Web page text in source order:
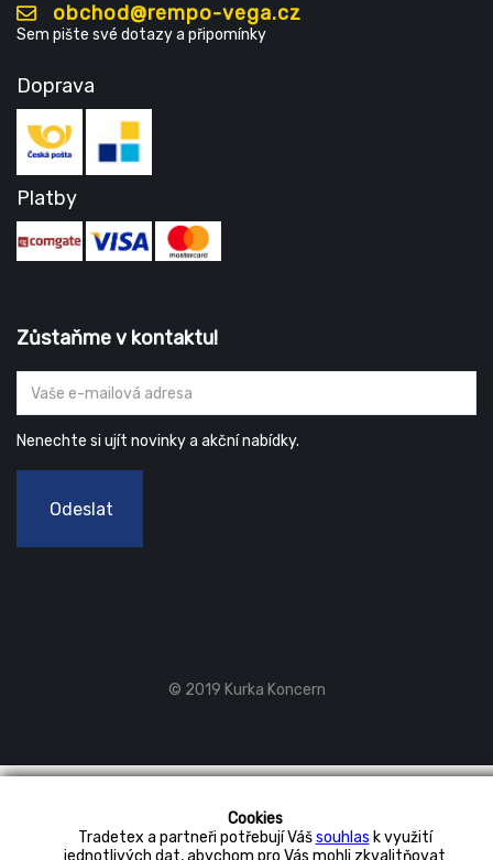
Cookies
Tradetex a partneři potřebují Vášsouhlas k využití
jednotlivých dat, abychom pro Vás mohli zkvalitňovat
obchod@rempo-vega.cz
Sem pište své dotazy a připomínky
Doprava
Platby
Zůstaňme v kontaktu!
Nenechte si ujít novinky a akční nabídky.
Odeslat
© 2019 Kurka Koncern